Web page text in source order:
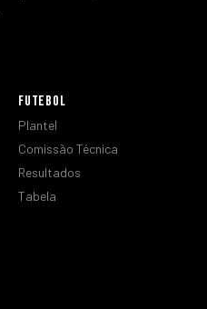
FUTEBOL
Plantel
Comissão Técnica
Resultados
Tabela